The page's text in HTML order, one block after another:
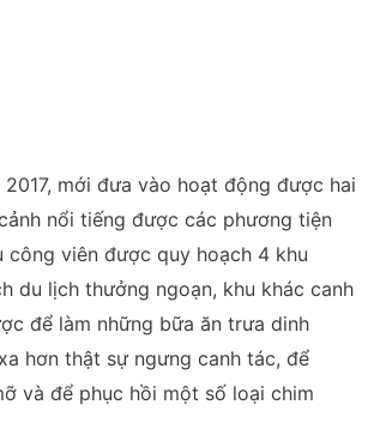
mới đưa vào hoạt động được hai
nổi tiếng được các phương tiện
công viên được quy hoạch 4 khu
du lịch thưởng ngoạn, khu khác canh
để làm những bữa ăn trưa dinh
hơn thật sự ngưng canh tác, để
và để phục hồi một số loại chim